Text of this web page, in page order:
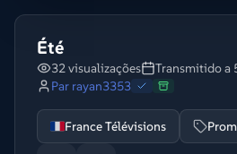
Été
32 visualizações
Transmitido
Par rayan3353
France Télévisions